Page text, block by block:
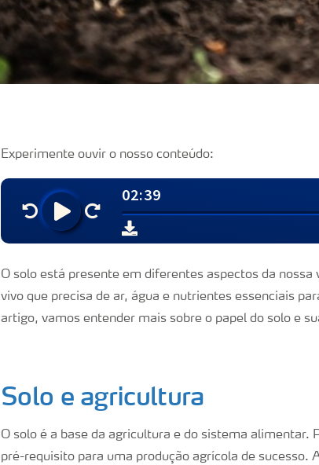
Experimente ouvir o nosso conteúdo:
O solo está presente em diferentes aspectos da nossa
vivo que precisa de ar, água e nutrientes essenciais
artigo, vamos entender mais sobre o papel do solo e
Solo e agricultura
O solo é a base da agricultura e do sistema alimentar.
pré-requisito para uma produção agrícola de sucesso.